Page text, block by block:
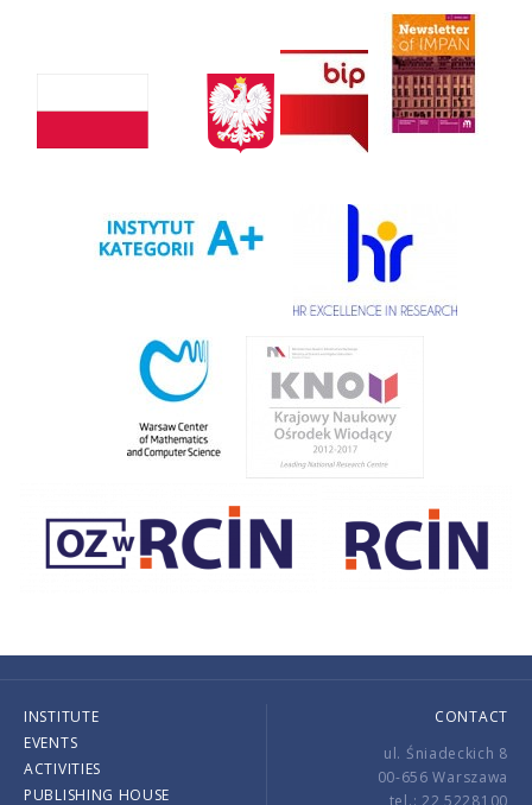
INSTITUTE
EVENTS
ACTIVITIES
PUBLISHING HOUSE
CONTACT
ul. Śniadeckich 8
00-656 Warszawa
tel.: 22 5228100